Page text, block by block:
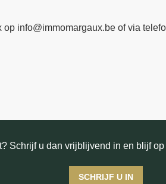
info@immomargaux.be of via
Schrijf u dan vrijblijvend in en blijf
SCHRIJF U IN